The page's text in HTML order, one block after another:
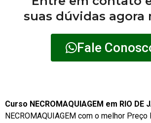
suas dúvidas agora
Fale
Curso NECROMAQUIAGEM em RIO DE
NECROMAQUIAGEM com o melhor Preço